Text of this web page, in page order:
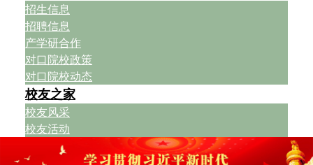
招生信息
招聘信息
产学研合作
对口院校政策
对口院校动态
校友之家
校友风采
校友活动